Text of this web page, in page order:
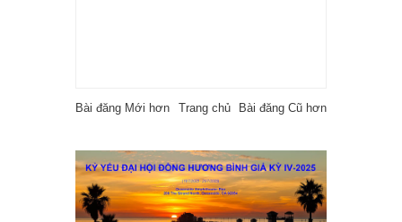
Bài đăng Mới hơn Bài đăng Cũ hơn
Trang chủ